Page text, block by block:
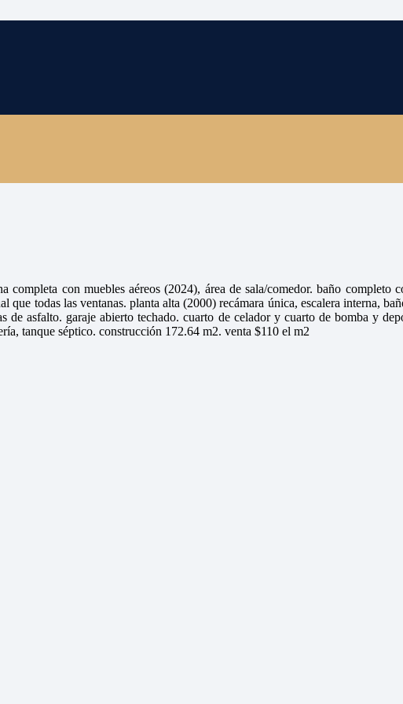
completa con muebles aéreos (2024), área de sala/comedor. baño completo
que todas las ventanas. planta alta (2000) recámara única, escalera interna,
de asfalto. garaje abierto techado. cuarto de celador y cuarto de bomba y
tanque séptico. construcción 172.64 m2. venta $110 el m2